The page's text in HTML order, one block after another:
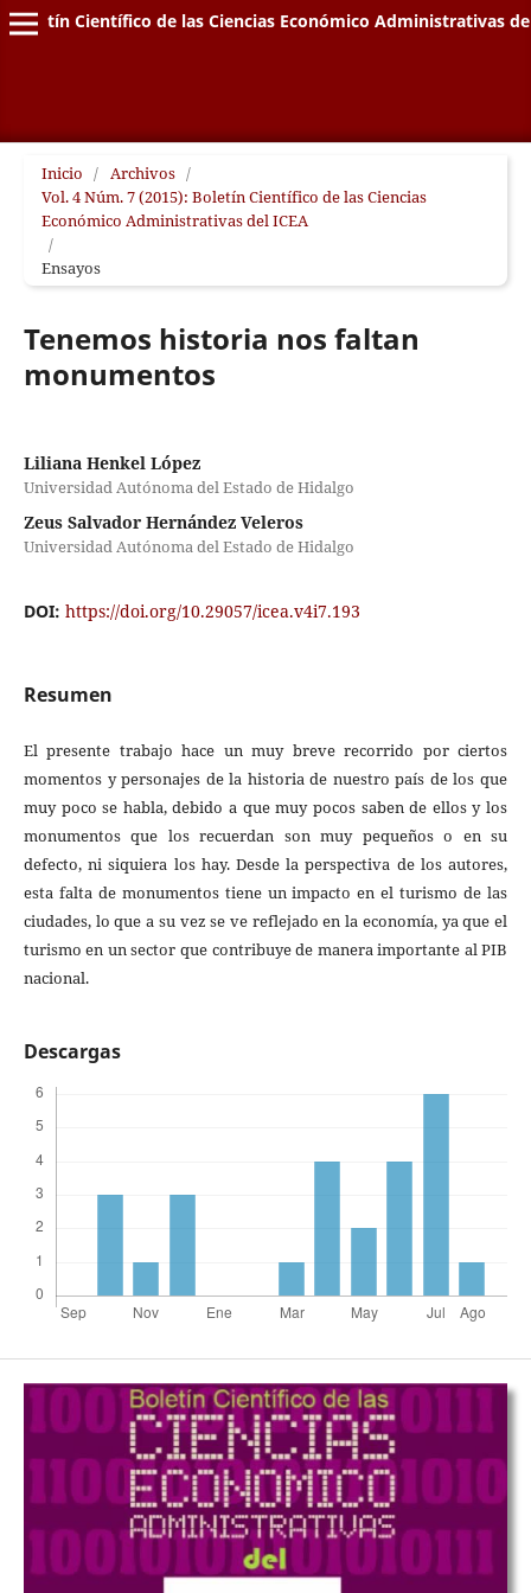
Boletín Científico de las Ciencias Económico Administrativas
Inicio / Archivos /
Vol. 4 Núm. 7 (2015): Boletín Científico de las Ciencias
Económico Administrativas del ICEA
/
Ensayos
Tenemos historia nos faltan
monumentos
Liliana Henkel López
Universidad Autónoma del Estado de Hidalgo
Zeus Salvador Hernández Veleros
Universidad Autónoma del Estado de Hidalgo
DOI: https://doi.org/10.29057/icea.v4i7.193
Resumen
El presente trabajo hace un muy breve recorrido por ciertos
momentos y personajes de la historia de nuestro país de los que
muy poco se habla, debido a que muy pocos saben de ellos y los
monumentos que los recuerdan son muy pequeños o en su
defecto, ni siquiera los hay. Desde la perspectiva de los autores,
esta falta de monumentos tiene un impacto en el turismo de las
ciudades, lo que a su vez se ve reflejado en la economía, ya que el
turismo en un sector que contribuye de manera importante al PIB
nacional.
Descargas